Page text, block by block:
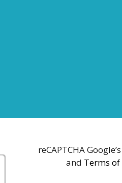
reCAPTCHA Google’s
and Terms of